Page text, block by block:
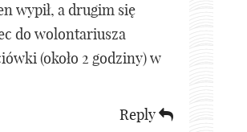
wypił, a drugim się
do wolontariusza
(około 2 godziny) w
Reply